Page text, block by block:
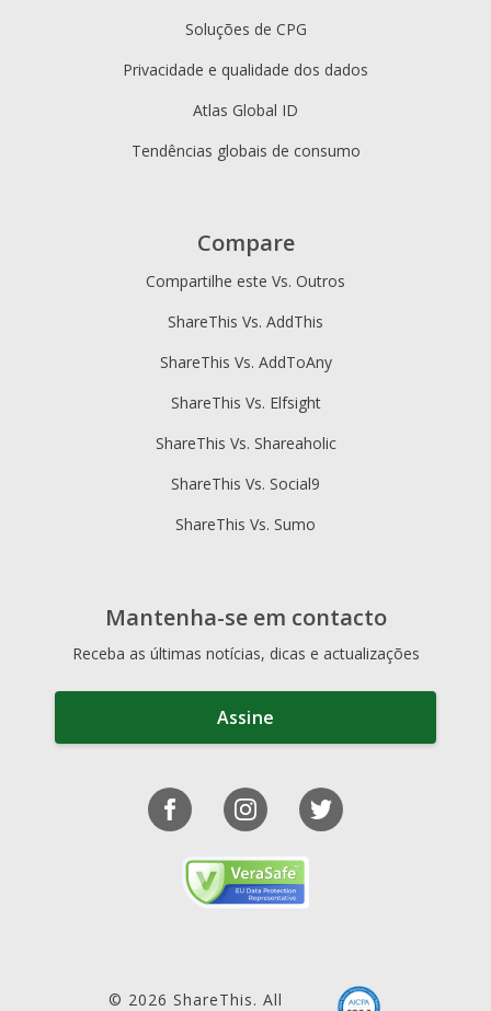
Soluções de CPG
Privacidade e qualidade dos dados
Atlas Global ID
Tendências globais de consumo
Compare
Compartilhe este Vs. Outros
ShareThis Vs. AddThis
ShareThis Vs. AddToAny
ShareThis Vs. Elfsight
ShareThis Vs. Shareaholic
ShareThis Vs. Social9
ShareThis Vs. Sumo
Mantenha-se em contacto
Receba as últimas notícias, dicas e actualizações
Assine
© 2026 ShareThis. All